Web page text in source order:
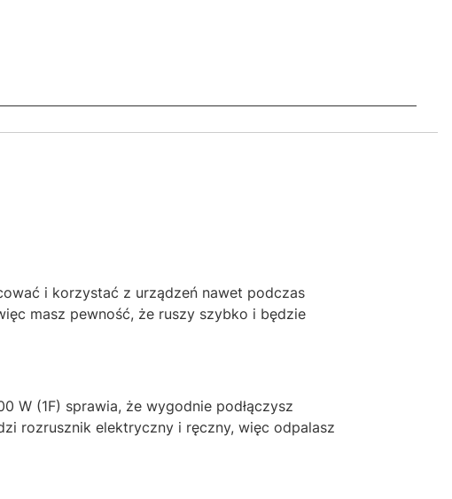
i korzystać z urządzeń nawet podczas
masz pewność, że ruszy szybko i będzie
W (1F) sprawia, że wygodnie podłączysz
rozrusznik elektryczny i ręczny, więc odpalasz